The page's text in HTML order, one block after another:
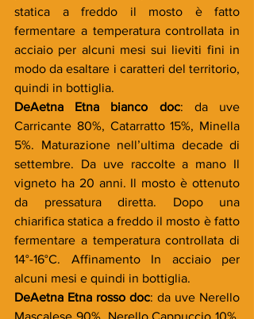
statica a freddo il mosto è fatto
fermentare a temperatura controllata in
acciaio per alcuni mesi sui lieviti fini in
modo da esaltare i caratteri del territorio,
quindi in bottiglia.
DeAetna Etna bianco doc: da uve
Carricante 80%, Catarratto 15%, Minella
5%. Maturazione nell’ultima decade di
settembre. Da uve raccolte a mano Il
vigneto ha 20 anni. Il mosto è ottenuto
da pressatura diretta. Dopo una
chiarifica statica a freddo il mosto è fatto
fermentare a temperatura controllata di
14°-16°C. Affinamento In acciaio per
alcuni mesi e quindi in bottiglia.
DeAetna Etna rosso doc: da uve Nerello
Mascalese 90%, Nerello Cappuccio 10%.